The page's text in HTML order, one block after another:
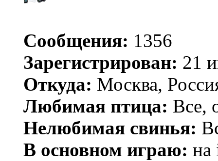
Сообщения: 1356
Зарегистрирован: 21
Откуда: Москва,
Любимая птица: Все,
Нелюбимая свинья:
В основном играю: на